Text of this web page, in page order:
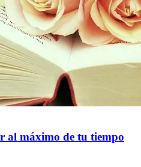
al máximo de tu tiempo